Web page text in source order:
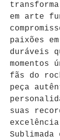
em arte
paixões
duráveis
fãs do
peça
suas
Sublimada